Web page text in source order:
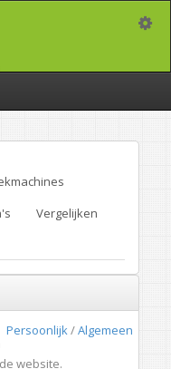
Vergelijken
Persoonlijk /Algemeen
website.